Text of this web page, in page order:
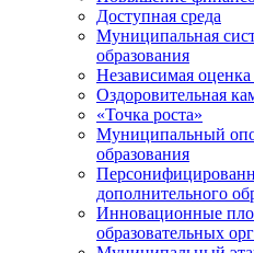
Доступная среда
Муниципальная
образования
Независимая оценка
Оздоровительная
«Точка роста»
Муниципальный
образования
дополнительного
Инновационные
образовательных